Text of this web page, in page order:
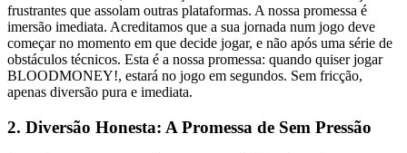
frustrantes que assolam outras plataformas. A nossa promessa é
imersão imediata. Acreditamos que a sua jornada num jogo deve
começar no momento em que decide jogar, e não após uma série de
obstáculos técnicos. Esta é a nossa promessa: quando quiser jogar
BLOODMONEY!, estará no jogo em segundos. Sem fricção,
apenas diversão pura e imediata.
2. Diversão Honesta: A Promessa de Sem Pressão